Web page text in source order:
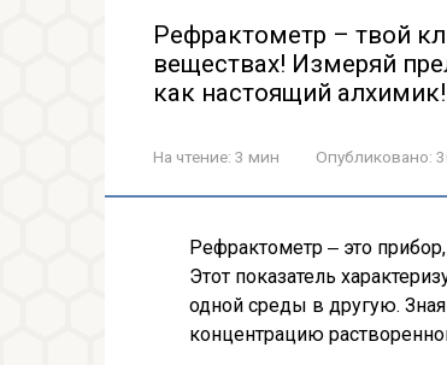
Рефрактометр – твой
веществах! Измеряй
как настоящий алхимик!
На чтение: 3 мин Опубликовано:
Рефрактометр ‒ это
Этот показатель
одной среды в другую.
концентрацию